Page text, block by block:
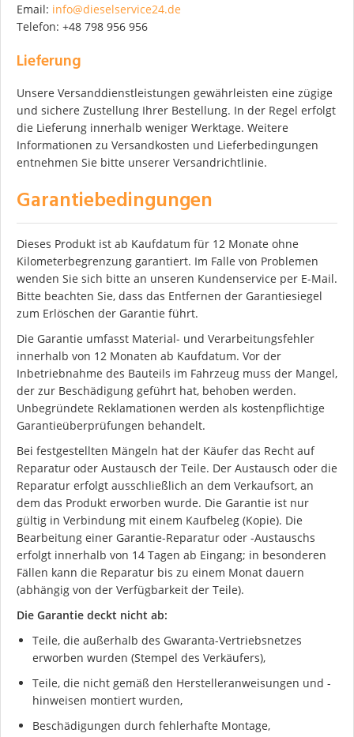
Email: info@dieselservice24.de
Telefon: +48 798 956 956
Lieferung
Unsere Versanddienstleistungen gewährleisten eine zügige
und sichere Zustellung Ihrer Bestellung. In der Regel erfolgt
die Lieferung innerhalb weniger Werktage. Weitere
Informationen zu Versandkosten und Lieferbedingungen
entnehmen Sie bitte unserer Versandrichtlinie.
Garantiebedingungen
Dieses Produkt ist ab Kaufdatum für 12 Monate ohne
Kilometerbegrenzung garantiert. Im Falle von Problemen
wenden Sie sich bitte an unseren Kundenservice per E-Mail.
Bitte beachten Sie, dass das Entfernen der Garantiesiegel
zum Erlöschen der Garantie führt.
Die Garantie umfasst Material- und Verarbeitungsfehler
innerhalb von 12 Monaten ab Kaufdatum. Vor der
Inbetriebnahme des Bauteils im Fahrzeug muss der Mangel,
der zur Beschädigung geführt hat, behoben werden.
Unbegründete Reklamationen werden als kostenpflichtige
Garantieüberprüfungen behandelt.
Bei festgestellten Mängeln hat der Käufer das Recht auf
Reparatur oder Austausch der Teile. Der Austausch oder die
Reparatur erfolgt ausschließlich an dem Verkaufsort, an
dem das Produkt erworben wurde. Die Garantie ist nur
gültig in Verbindung mit einem Kaufbeleg (Kopie). Die
Bearbeitung einer Garantie-Reparatur oder -Austauschs
erfolgt innerhalb von 14 Tagen ab Eingang; in besonderen
Fällen kann die Reparatur bis zu einem Monat dauern
(abhängig von der Verfügbarkeit der Teile).
Die Garantie deckt nicht ab:
Teile, die außerhalb des Gwaranta-Vertriebsnetzes
erworben wurden (Stempel des Verkäufers),
Teile, die nicht gemäß den Herstelleranweisungen und -
hinweisen montiert wurden,
Beschädigungen durch fehlerhafte Montage,